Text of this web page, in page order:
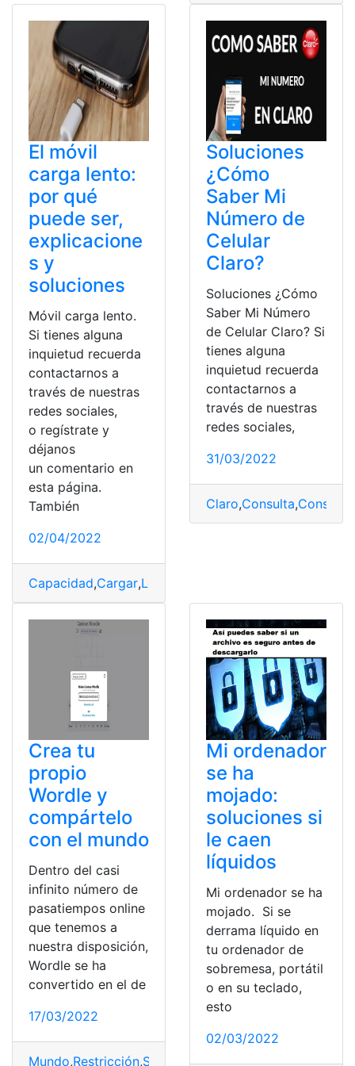
El móvil
carga lento:
por qué
puede ser,
explicacione
s y
soluciones
Móvil carga lento.
Si tienes alguna
inquietud recuerda
contactarnos a
través de nuestras
redes sociales,
o regístrate y
déjanos
un comentario en
esta página.
También
02/04/2022
Capacidad,Cargar,Lento
Soluciones
¿Cómo
Saber Mi
Número de
Celular
Claro?
Soluciones ¿Cómo
Saber Mi Número
de Celular Claro? Si
tienes alguna
inquietud recuerda
contactarnos a
través de nuestras
redes sociales,
31/03/2022
Claro,Consulta,Consulta
Crea tu
propio
Wordle y
compártelo
con el mundo
Dentro del casi
infinito número de
pasatiempos online
que tenemos a
nuestra disposición,
Wordle se ha
convertido en el de
17/03/2022
Mundo,Restricción,Soluciones,Versión,Wordle
Mi ordenador
se ha
mojado:
soluciones si
le caen
líquidos
Mi ordenador se ha
mojado. Si se
derrama líquido en
tu ordenador de
sobremesa, portátil
o en su teclado,
esto
02/03/2022